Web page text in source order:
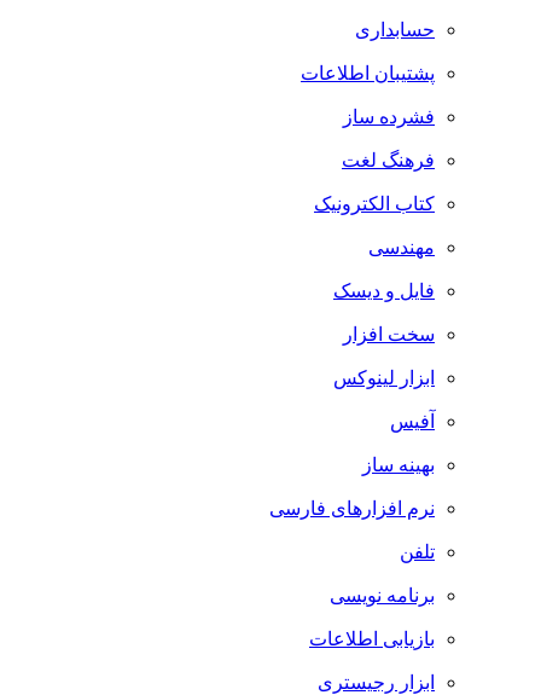
حسابداری
پشتیبان اطلاعات
فشرده ساز
فرهنگ لغت
کتاب الکترونیک
مهندسی
فایل و دیسک
سخت افزار
ابزار لینوکس
آفیس
بهینه ساز
نرم افزارهای فارسی
تلفن
برنامه نویسی
بازیابی اطلاعات
ابزار رجیستری